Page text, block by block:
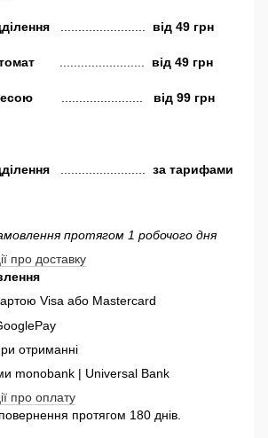
від 49 грн
від 49 грн
від 99 грн
за тарифами
протягом 1 робочого дня
про доставку
Visa або Mastercard
отриманні
monobank | Universal Bank
про оплату
протягом 180 днів.